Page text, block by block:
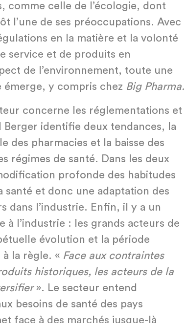
comme celle de l’écologie, dont
l’une de ses préoccupations. Avec
en la matière et la volonté
service et de produits en
de l’environnement, toute une
y compris chez Big Pharma.
concerne les réglementations et
Berger identifie deux tendances, la
des pharmacies et la baisse des
régimes de santé. Dans les deux
profonde des habitudes
santé et donc une adaptation des
dans l’industrie. Enfin, il y a un
à l’industrie : les grands acteurs de
évolution et la période
la règle. « Face aux contraintes
historiques, les acteurs de la
». Le secteur entend
besoins de santé des pays
face à des marchés jusque-là